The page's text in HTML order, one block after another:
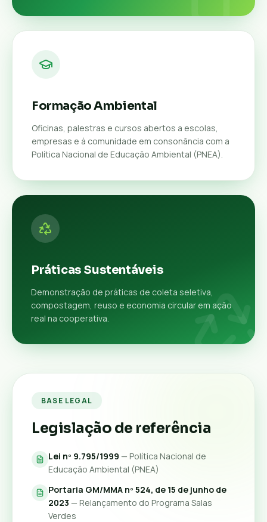
Formação Ambiental
Oficinas, palestras e cursos abertos a escolas,
empresas e à comunidade em consonância com a
Política Nacional de Educação Ambiental (PNEA).
Práticas Sustentáveis
Demonstração de práticas de coleta seletiva,
compostagem, reuso e economia circular em ação
real na cooperativa.
BASE LEGAL
Legislação de referência
Lei nº 9.795/1999 — Política Nacional de
Educação Ambiental (PNEA)
Portaria GM/MMA nº 524, de 15 de junho de
2023 — Relançamento do Programa Salas
Verdes